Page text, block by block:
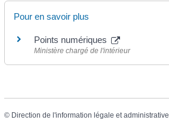
Pour en savoir plus
Points numériques
Ministère chargé de l'intérieur
© Direction de l'information légale et administrative